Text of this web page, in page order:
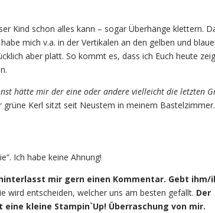
Kind schon alles kann – sogar Überhänge klettern.
mich v.a. in der Vertikalen an den gelben und
aber platt. So kommt es, dass ich Euch heute
hätte mir der eine oder andere vielleicht die letzten
grüne Kerl sitzt seit Neustem in meinem
Ich habe keine Ahnung!
mir gern einen Kommentar. Gebt ihm/
wird entscheiden, welcher uns am besten gefällt. Der
kleine Stampin`Up! Überraschung von mir.